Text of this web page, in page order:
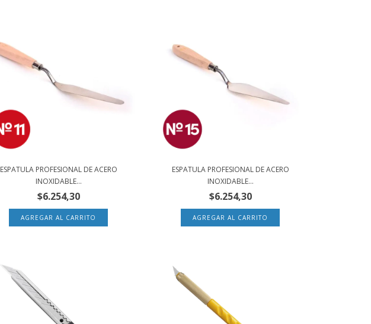
ESPATULA PROFESIONAL DE ACERO
INOXIDABLE...
$6.254,30
ESPATULA PROFESIONAL DE ACERO
INOXIDABLE...
$6.254,30